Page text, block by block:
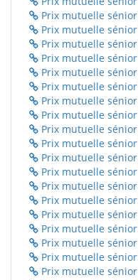
Prix mutuelle
Prix mutuelle
Prix mutuelle
Prix mutuelle
Prix mutuelle
Prix mutuelle
Prix mutuelle
Prix mutuelle
Prix mutuelle
Prix mutuelle
Prix mutuelle
Prix mutuelle
Prix mutuelle
Prix mutuelle
Prix mutuelle
Prix mutuelle sénior
Prix mutuelle
Prix mutuelle
Prix mutuelle